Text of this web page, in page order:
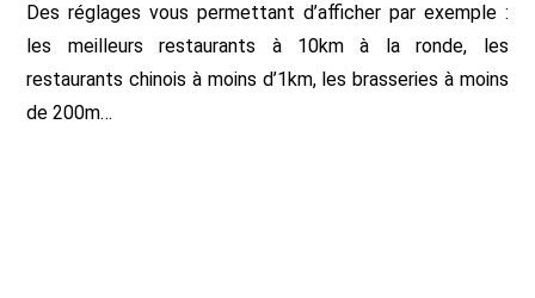
Des réglages vous permettant d’afficher par exemple :
les meilleurs restaurants à 10km à la ronde, les
restaurants chinois à moins d’1km, les brasseries à moins
de 200m…